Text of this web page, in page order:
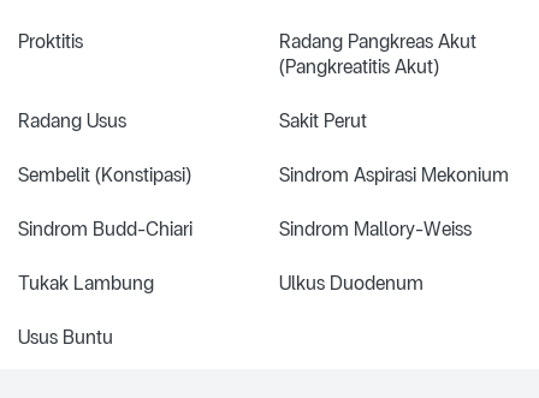
Proktitis
Radang Pangkreas Akut
(Pangkreatitis Akut)
Radang Usus Sakit Perut
Sembelit (Konstipasi) Sindrom Aspirasi Mekonium
Sindrom Budd-Chiari Sindrom Mallory-Weiss
Tukak Lambung Ulkus Duodenum
Usus Buntu